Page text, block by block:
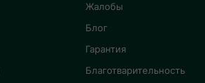
Жалобы
Блог
Гарантия
Благотварительность